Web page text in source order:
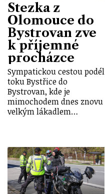
Stezka z
Olomouce do
Bystrovan zve
k příjemné
procházce
Sympatickou cestou podél
toku Bystřice do
Bystrovan, kde je
mimochodem dnes znovu
velkým lákadlem…